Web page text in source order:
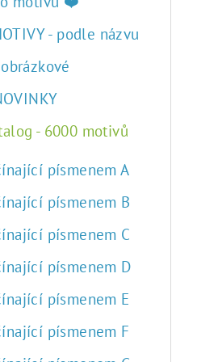
- podle názvu
- 6000 motivů
písmenem A
písmenem B
písmenem C
písmenem D
písmenem E
písmenem F